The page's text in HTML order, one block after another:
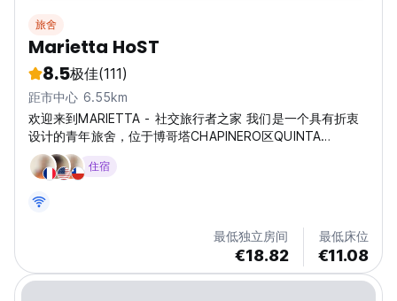
旅舍
Marietta HoST
8.5极佳(111)
距市中心 6.55km
欢迎来到MARIETTA - 社交旅行者之家 我们是一个具有折衷
设计的青年旅舍，位于博哥塔CHAPINERO区QUINTA
CAMACHO街区的英国建筑风格的豪宅内，博哥塔最具活力和
动感的区域之一。 受到神秘和迷人社交旅行者精神的启发，
爱都市社交生活的人。这里是一个音乐、食物和饮品能够激发
你的感官，美好的回忆会伴随你回家。这里是你可以与他人一
起放松心灵，让你的感官在一天的城市探索后，随着社交氛围
的节奏引导你的地方。 以下是一些您可能希望了解的重要信
息。我们有舒适的房间，其中一些是带套间的私人房间，其他
住宿
最低独立房间
€18.82
最低床位
€11.08